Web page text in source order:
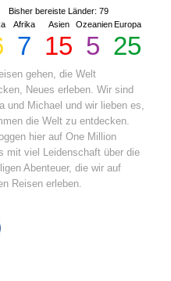
Bisher bereiste Länder: 79
Afrika
7
Asien
15
Ozeanien
5
Europa
25
gehen, die Welt
Neues erleben. Wir sind
und Michael und wir lieben es,
die Welt zu entdecken.
hier auf One Million
mit viel Leidenschaft über die
Abenteuer, die wir auf
Reisen erleben.